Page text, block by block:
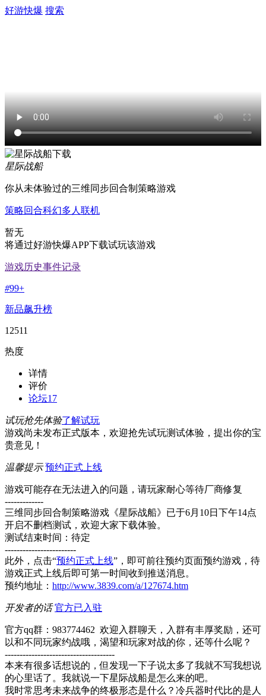
好游快爆 搜索
星际战船
你从未体验过的三维同步回合制策略游戏
策略回合科幻多人联机
暂无
将通过好游快爆APP下载试玩该游戏
游戏历史事件记录
#99+
新品飙升榜
12511
热度
详情
评价
论坛17
试玩抢先体验了解试玩
游戏尚未发布正式版本，欢迎抢先试玩测试体验，提出你的宝
贵意见！
温馨提示 预约正式上线
游戏可能存在无法进入的问题，请玩家耐心等待厂商修复
-------------
三维同步回合制策略游戏《星际战船》已于6月10日下午14点
开启不删档测试，欢迎大家下载体验。
测试结束时间：待定
------------------------
此外，点击“预约正式上线”，即可前往预约页面预约游戏，待
游戏正式上线后即可第一时间收到推送消息。
预约地址： http://www.3839.com/a/127674.htm
开发者的话 官方已入驻
官方qq群：983774462 欢迎入群聊天，入群有丰厚奖励，还可
以和不同玩家约战哦，渴望和玩家对战的你，还等什么呢？
-------------------------------------
本来有很多话想说的，但发现一下子说太多了我就不写我想说
的心里话了。我就说一下星际战船是怎么来的吧。
我时常思考未来战争的终极形态是什么？冷兵器时代比的是人